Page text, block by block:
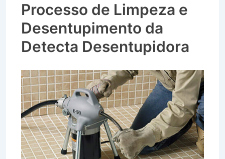
Processo de Limpeza e
Desentupimento da
Detecta Desentupidora